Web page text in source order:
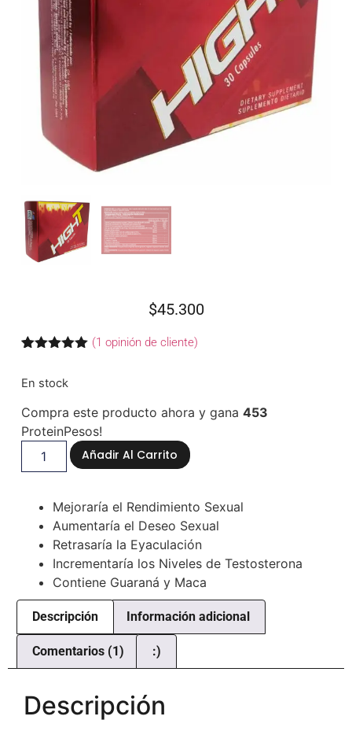
$45.300
5 en base
de un
cliente
(1 opinión de cliente)
En stock
Compra este producto ahora y gana 453
ProteinPesos!
Añadir Al Carrito
Mejoraría el Rendimiento Sexual
Aumentaría el Deseo Sexual
Retrasaría la Eyaculación
Incrementaría los Niveles de Testosterona
Contiene Guaraná y Maca
Descripción Información adicional
Comentarios (1) :)
Descripción